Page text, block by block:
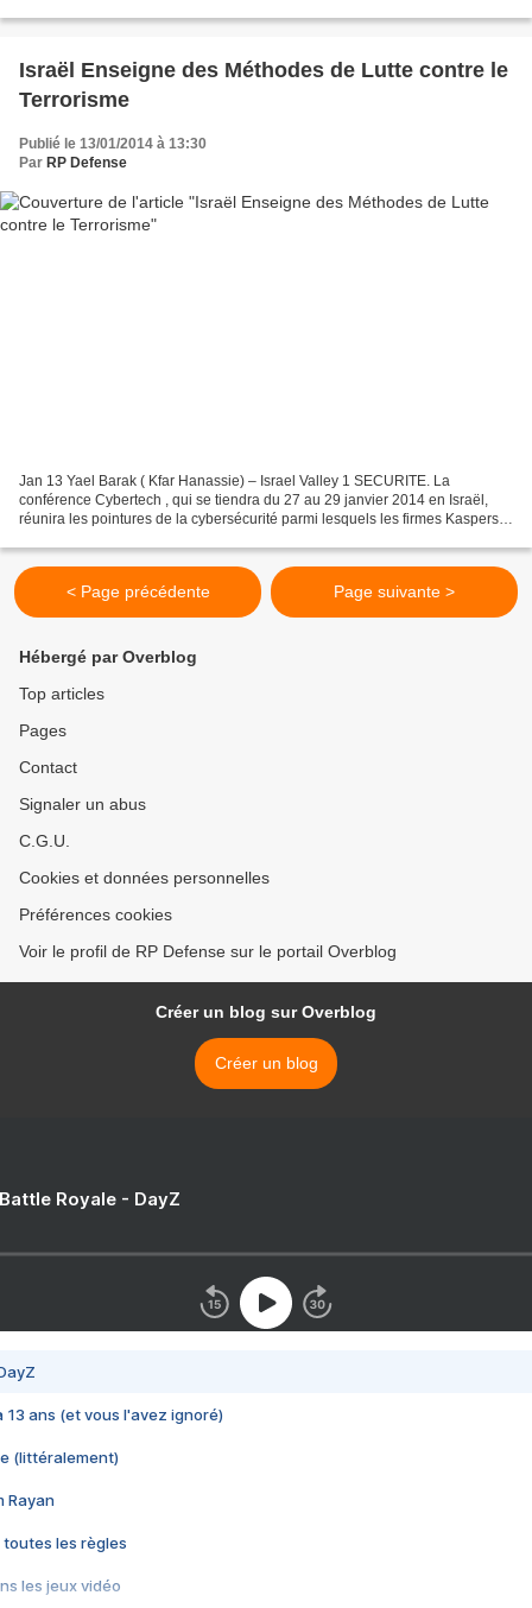
Israël Enseigne des Méthodes de Lutte contre le
Terrorisme
Publié le 13/01/2014 à 13:30
Par RP Defense
Jan 13 Yael Barak ( Kfar Hanassie) – Israel Valley 1 SECURITE. La
conférence Cybertech , qui se tiendra du 27 au 29 janvier 2014 en Israël,
réunira les pointures de la cybersécurité parmi lesquels les firmes Kaspersky
< Page précédente Page suivante >
Hébergé par Overblog
Top articles
Pages
Contact
Signaler un abus
C.G.U.
Cookies et données personnelles
Préférences cookies
Voir le profil de RP Defense sur le portail Overblog
Créer un blog sur Overblog
Créer un blog
Royale - DayZ
13 ans (et vous l'avez ignoré)
(littéralement)
Rayan
toutes les règles
les jeux vidéo